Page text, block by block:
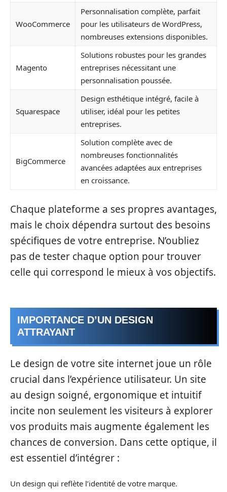
WooCommerce
Personnalisation complète, parfait
pour les utilisateurs de WordPress,
nombreuses extensions disponibles.
Magento
Solutions robustes pour les grandes
entreprises nécessitant une
personnalisation poussée.
Squarespace
Design esthétique intégré, facile à
utiliser, idéal pour les petites
entreprises.
BigCommerce
Solution complète avec de
nombreuses fonctionnalités
avancées adaptées aux entreprises
en croissance.
Chaque plateforme a ses propres avantages,
mais le choix dépendra surtout des besoins
spécifiques de votre entreprise. N’oubliez
pas de tester chaque option pour trouver
celle qui correspond le mieux à vos objectifs.
IMPORTANCE D’UN DESIGN
ATTRAYANT
Le design de votre site internet joue un rôle
crucial dans l’expérience utilisateur. Un site
au design soigné, ergonomique et intuitif
incite non seulement les visiteurs à explorer
vos produits mais augmente également les
chances de conversion. Dans cette optique, il
est essentiel d’intégrer :
Un design qui reflète l’identité de votre marque.